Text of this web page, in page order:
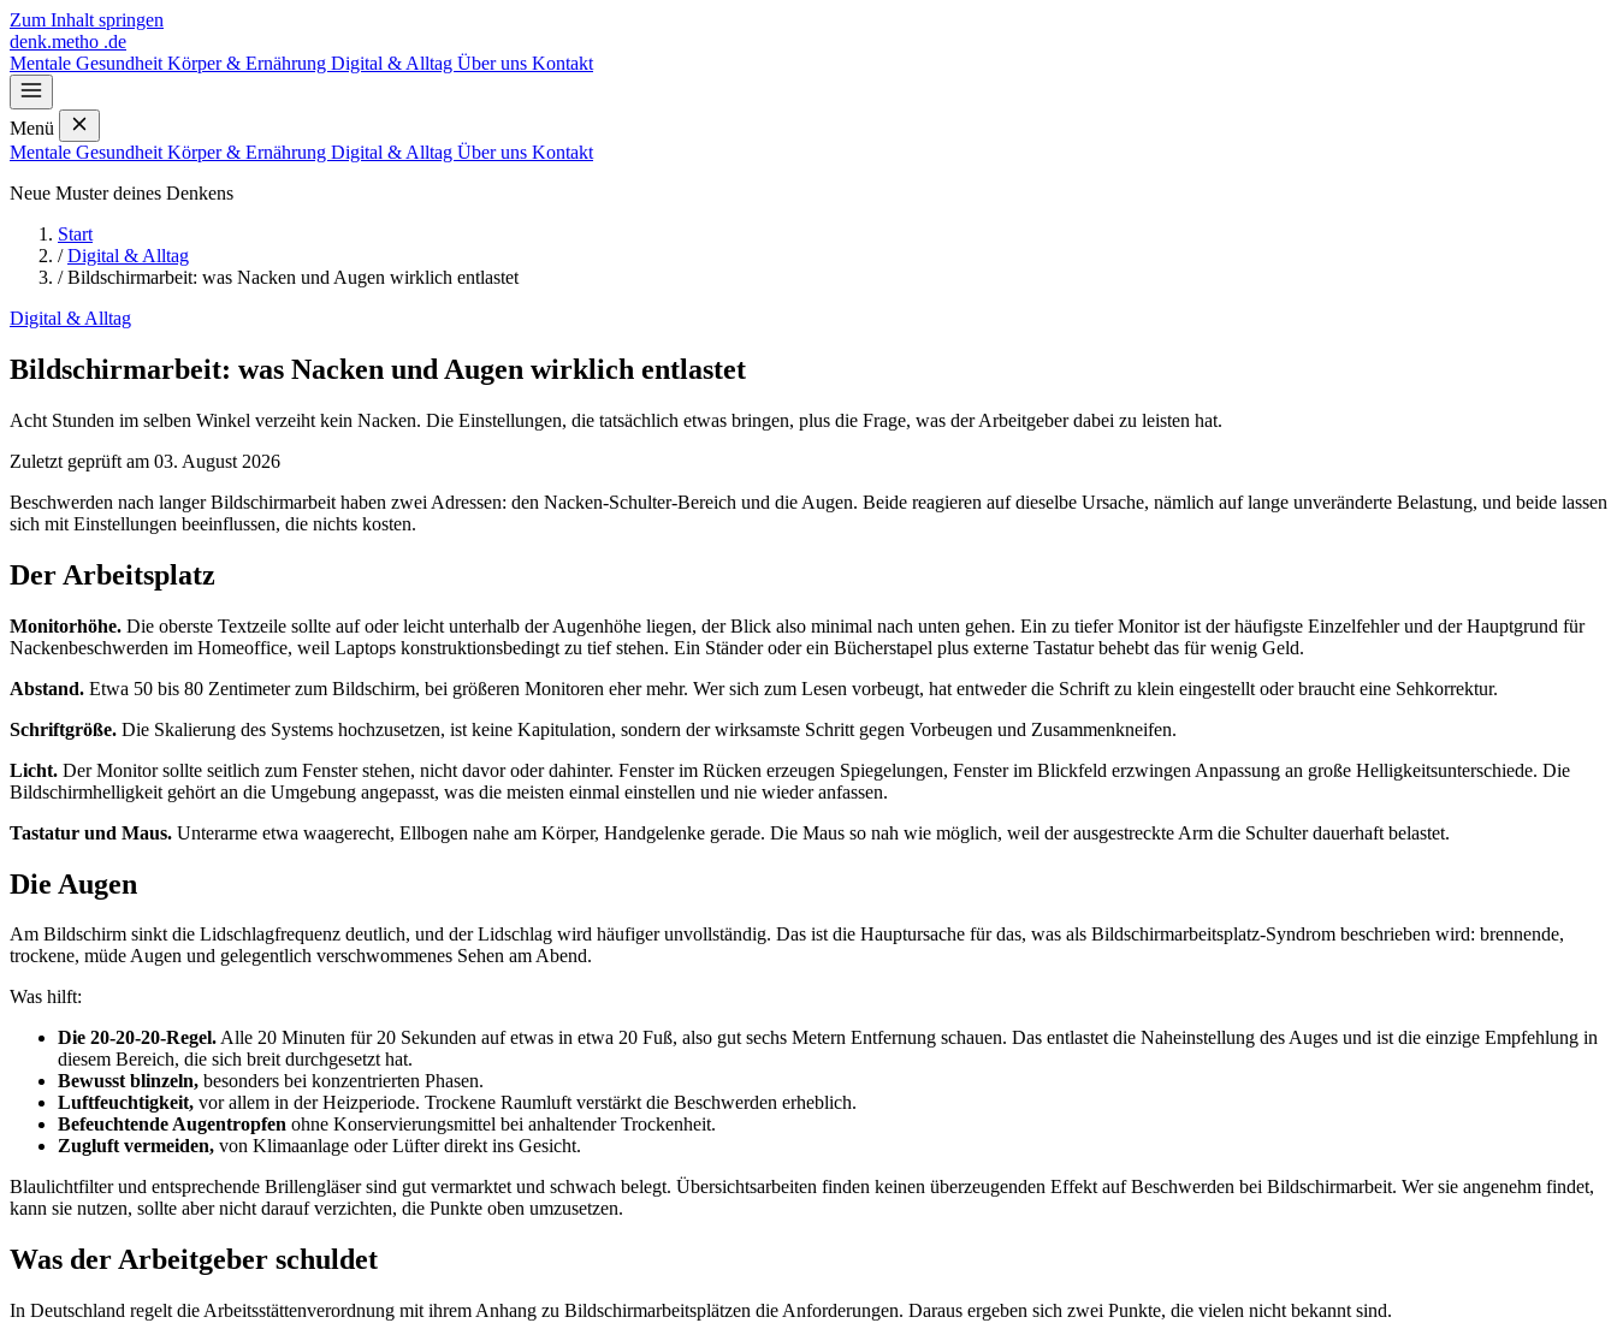
Zum Inhalt springen
denk.metho .de
Mentale Gesundheit Körper & Ernährung Digital & Alltag Über uns Kontakt
Menü
Mentale Gesundheit Körper & Ernährung Digital & Alltag Über uns Kontakt
Neue Muster deines Denkens
Start
/ Digital & Alltag
/ Bildschirmarbeit: was Nacken und Augen wirklich entlastet
Digital & Alltag
Bildschirmarbeit: was Nacken und Augen wirklich entlastet
Acht Stunden im selben Winkel verzeiht kein Nacken. Die Einstellungen, die tatsächlich etwas bringen, plus die Frage, was der Arbeitgeber dabei zu leisten hat.
Zuletzt geprüft am 03. August 2026
Beschwerden nach langer Bildschirmarbeit haben zwei Adressen: den Nacken-Schulter-Bereich und die Augen. Beide reagieren auf dieselbe Ursache, nämlich auf lange unveränderte Belastung, und beide lassen
sich mit Einstellungen beeinflussen, die nichts kosten.
Der Arbeitsplatz
Monitorhöhe. Die oberste Textzeile sollte auf oder leicht unterhalb der Augenhöhe liegen, der Blick also minimal nach unten gehen. Ein zu tiefer Monitor ist der häufigste Einzelfehler und der Hauptgrund für
Nackenbeschwerden im Homeoffice, weil Laptops konstruktionsbedingt zu tief stehen. Ein Ständer oder ein Bücherstapel plus externe Tastatur behebt das für wenig Geld.
Abstand. Etwa 50 bis 80 Zentimeter zum Bildschirm, bei größeren Monitoren eher mehr. Wer sich zum Lesen vorbeugt, hat entweder die Schrift zu klein eingestellt oder braucht eine Sehkorrektur.
Schriftgröße. Die Skalierung des Systems hochzusetzen, ist keine Kapitulation, sondern der wirksamste Schritt gegen Vorbeugen und Zusammenkneifen.
Licht. Der Monitor sollte seitlich zum Fenster stehen, nicht davor oder dahinter. Fenster im Rücken erzeugen Spiegelungen, Fenster im Blickfeld erzwingen Anpassung an große Helligkeitsunterschiede. Die
Bildschirmhelligkeit gehört an die Umgebung angepasst, was die meisten einmal einstellen und nie wieder anfassen.
Tastatur und Maus. Unterarme etwa waagerecht, Ellbogen nahe am Körper, Handgelenke gerade. Die Maus so nah wie möglich, weil der ausgestreckte Arm die Schulter dauerhaft belastet.
Die Augen
Am Bildschirm sinkt die Lidschlagfrequenz deutlich, und der Lidschlag wird häufiger unvollständig. Das ist die Hauptursache für das, was als Bildschirmarbeitsplatz-Syndrom beschrieben wird: brennende,
trockene, müde Augen und gelegentlich verschwommenes Sehen am Abend.
Was hilft:
Die 20-20-20-Regel.Alle 20 Minuten für 20 Sekunden auf etwas in etwa 20 Fuß, also gut sechs Metern Entfernung schauen. Das entlastet die Naheinstellung des Auges und ist die einzige Empfehlung in
diesem Bereich, die sich breit durchgesetzt hat.
Bewusst blinzeln, besonders bei konzentrierten Phasen.
Luftfeuchtigkeit, vor allem in der Heizperiode. Trockene Raumluft verstärkt die Beschwerden erheblich.
Befeuchtende Augentropfen ohne Konservierungsmittel bei anhaltender Trockenheit.
Zugluft vermeiden, von Klimaanlage oder Lüfter direkt ins Gesicht.
Blaulichtfilter und entsprechende Brillengläser sind gut vermarktet und schwach belegt. Übersichtsarbeiten finden keinen überzeugenden Effekt auf Beschwerden bei Bildschirmarbeit. Wer sie angenehm findet,
kann sie nutzen, sollte aber nicht darauf verzichten, die Punkte oben umzusetzen.
Was der Arbeitgeber schuldet
In Deutschland regelt die Arbeitsstättenverordnung mit ihrem Anhang zu Bildschirmarbeitsplätzen die Anforderungen. Daraus ergeben sich zwei Punkte, die vielen nicht bekannt sind.